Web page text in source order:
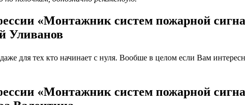
«Монтажник систем пожарной
Уливанов
для тех кто начинает с нуля. Вообше в целом если Вам
«Монтажник систем пожарной